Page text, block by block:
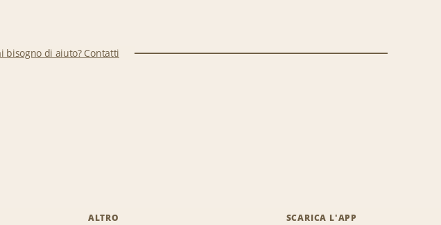
bisogno di aiuto? Contatti
ALTRO
SCARICA L'APP